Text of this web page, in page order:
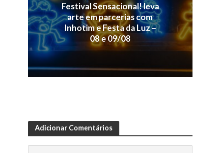
Festival Sensacional! leva
arte em parcerias com
Inhotim e Festa da Luz –
08 e 09/08
Adicionar Comentários